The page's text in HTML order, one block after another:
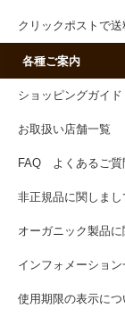
クリックポストで
各種ご案内
ショッピングガイド
お取扱い店舗一覧
FAQ よくあるご質
非正規品に関しまし
オーガニック製品
インフォメーション
使用期限の表示につ